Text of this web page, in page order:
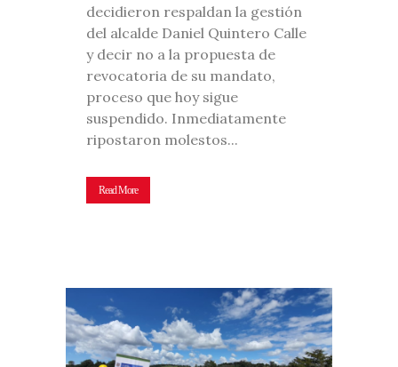
decidieron respaldan la gestión
del alcalde Daniel Quintero Calle
y decir no a la propuesta de
revocatoria de su mandato,
proceso que hoy sigue
suspendido. Inmediatamente
ripostaron molestos...
Read More